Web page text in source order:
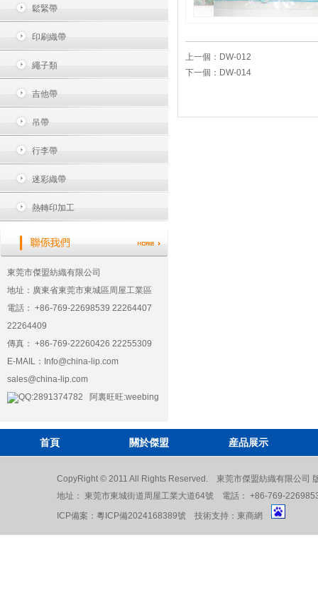
鬆緊帶
印刷織帶
繩子類
吉他帶
吊帶
行李帶
迷彩織帶
熱轉印加工
東莞市傑盟紡織有限公司
地址：廣東省東莞市東城區周屋工業區
電話： +86-769-22698539 22264407
22264409
傳真： +86-769-22260426 22255309
E-MAIL： Info@china-lip.com
sales@china-lip.com
QQ:2891374782 阿裏旺旺:weebing
上一個： DW-012
下一個： DW-014
首頁 關於傑盟 産品展示
CopyRight © 2011 All Rights Reserved. 東莞市傑盟紡織有限公司
地址： 東莞市東城街道周屋工業大道64號 電話： +86-769-
ICP備案： 粵ICP備2024168389號 技術支持： 東商網